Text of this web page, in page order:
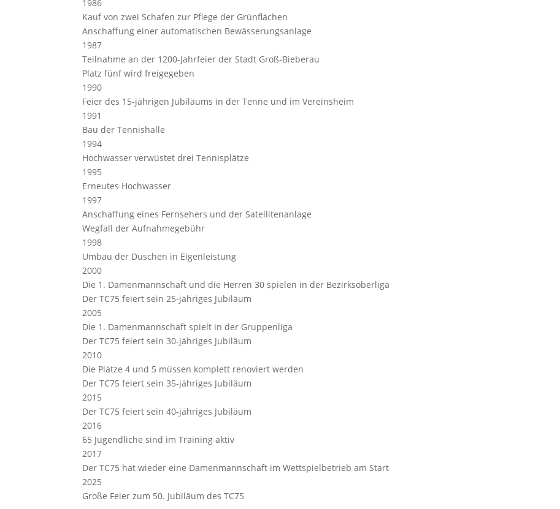
1986
Kauf von zwei Schafen zur Pflege der Grünflächen
Anschaffung einer automatischen Bewässerungsanlage
1987
Teilnahme an der 1200-Jahrfeier der Stadt Groß-Bieberau
Platz fünf wird freigegeben
1990
Feier des 15-jährigen Jubiläums in der Tenne und im Vereinsheim
1991
Bau der Tennishalle
1994
Hochwasser verwüstet drei Tennisplätze
1995
Erneutes Hochwasser
1997
Anschaffung eines Fernsehers und der Satellitenanlage
Wegfall der Aufnahmegebühr
1998
Umbau der Duschen in Eigenleistung
2000
Die 1. Damenmannschaft und die Herren 30 spielen in der Bezirksoberliga
Der TC75 feiert sein 25-jähriges Jubiläum
2005
Die 1. Damenmannschaft spielt in der Gruppenliga
Der TC75 feiert sein 30-jähriges Jubiläum
2010
Die Plätze 4 und 5 müssen komplett renoviert werden
Der TC75 feiert sein 35-jähriges Jubiläum
2015
Der TC75 feiert sein 40-jähriges Jubiläum
2016
65 Jugendliche sind im Training aktiv
2017
Der TC75 hat wieder eine Damenmannschaft im Wettspielbetrieb am Start
2025
Große Feier zum 50. Jubiläum des TC75